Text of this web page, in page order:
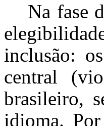
Na fase
inclusão:
central
brasileiro,
idioma.